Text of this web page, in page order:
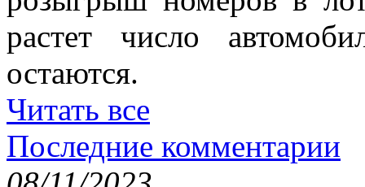
растет число
остаются.
Читать все
Последние комментарии